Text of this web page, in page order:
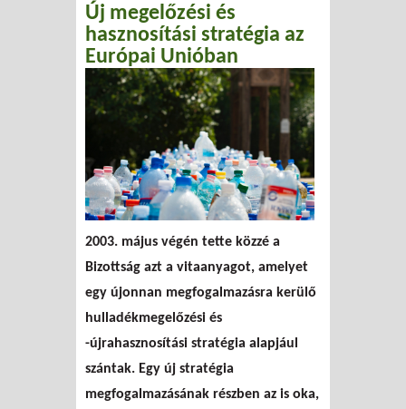
Új megelőzési és
hasznosítási stratégia az
Európai Unióban
2003. május végén tette közzé a
Bizottság azt a vitaanyagot, amelyet
egy újonnan megfogalmazásra kerülő
hulladékmegelőzési és
-újrahasznosítási stratégia alapjául
szántak. Egy új stratégia
megfogalmazásának részben az is oka,